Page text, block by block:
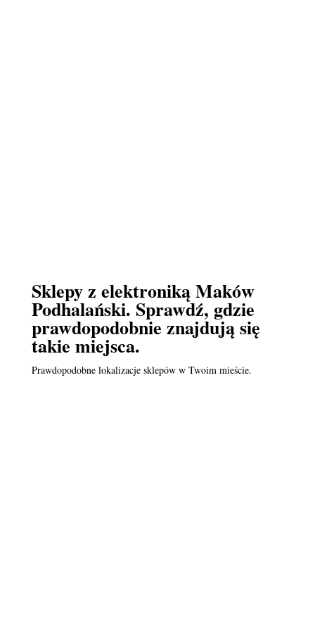
Sklepy z elektroniką Maków
Podhalański. Sprawdź, gdzie
prawdopodobnie znajdują się
takie miejsca.
Prawdopodobne lokalizacje sklepów w Twoim mieście.